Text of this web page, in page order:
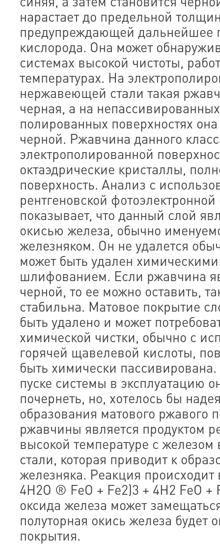
нарастает до предельной
предупреждающей дальнейшее
кислорода. Она может
системах высокой чистоты,
температурах. На
нержавеющей стали такая
черная, а на
полированных поверхностях
черной. Ржавчина данного
электрополированной
октаэдрические кристаллы,
поверхность. Анализ с
рентгеновской
показывает, что данный слой
окисью железа, обычно
железняком. Он не удалется
может быть удален
шлифованием. Если ржавчина
черной, то ее можно оставить,
стабильна. Матовое покрытие
быть удалено и может
химической чистки, обычно с
горячей щавелевой кислоты,
быть химически
пуске системы в эксплуатацию
почернеть, но, хотелось бы
образования матового ржавого
ржавчины является продуктом
высокой температуре с
стали, которая приводит к
железняка. Реакция происходит
4H2O ® FeO + Fe2)3 + 4H2 FeO +
оксида железа может
полуторная окись железа будет
покрытия.